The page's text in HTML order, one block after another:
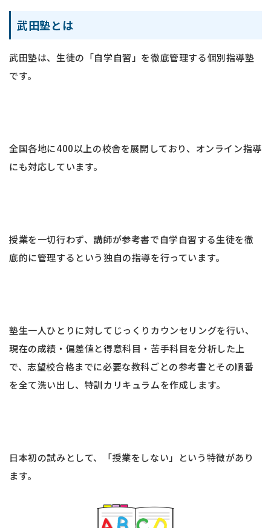
武田塾とは
武田塾は、生徒の「自学自習」を徹底管理する個別指導塾
です。
全国各地に400以上の校舎を展開しており、オンライン指導
にも対応しています。
授業を一切行わず、講師が参考書で自学自習する生徒を徹
底的に管理するという独自の指導を行っています。
塾生一人ひとりに対してじっくりカウンセリングを行い、
現在の成績・偏差値と得意科目・苦手科目を分析した上
で、志望校合格までに必要な教科ごとの参考書とその順番
を全て洗い出し、特訓カリキュラムを作成します。
日本初の試みとして、「授業をしない」という特徴があり
ます。